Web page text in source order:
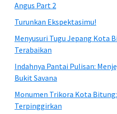
Angus Part 2
Turunkan Ekspektasimu!
Menyusuri Tugu Jepang Kota
Terabaikan
Indahnya Pantai Pulisan:
Bukit Savana
Monumen Trikora Kota Bitung:
Terpinggirkan